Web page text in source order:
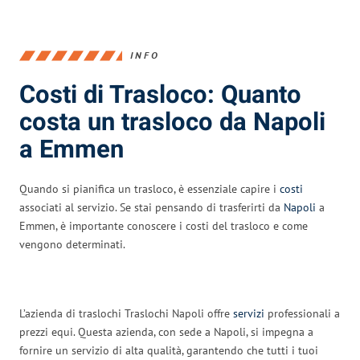
INFO
Costi di Trasloco: Quanto
costa un trasloco da Napoli
a Emmen
Quando si pianifica un trasloco, è essenziale capire i costi
associati al servizio. Se stai pensando di trasferirti da Napoli a
Emmen, è importante conoscere i costi del trasloco e come
vengono determinati.
L’azienda di traslochi Traslochi Napoli offre servizi professionali a
prezzi equi. Questa azienda, con sede a Napoli, si impegna a
fornire un servizio di alta qualità, garantendo che tutti i tuoi